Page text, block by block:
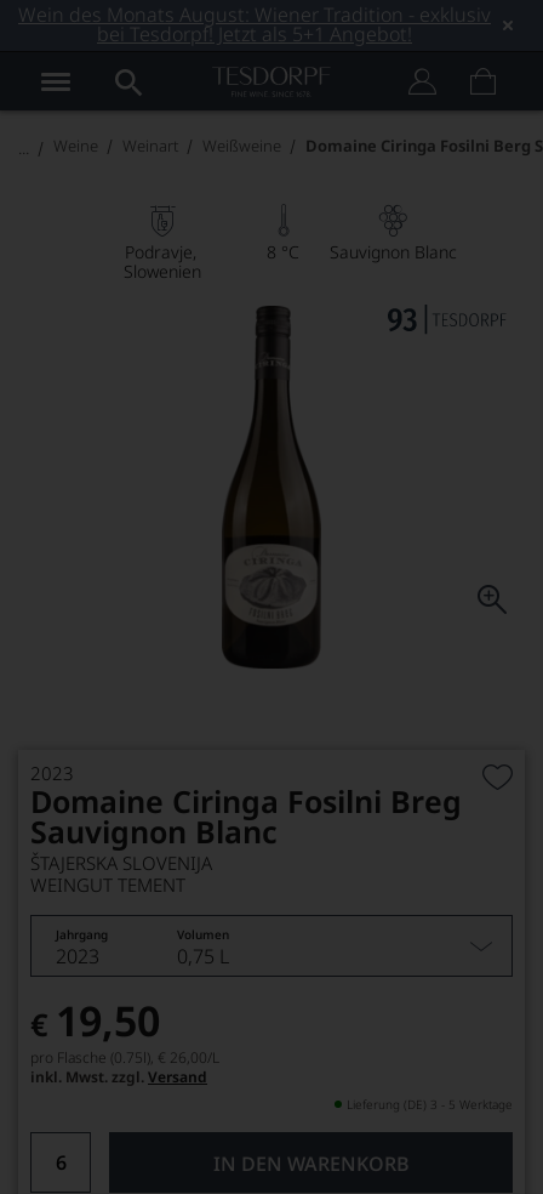
Wein des Monats August: Wiener Tradition - exklusiv
bei Tesdorpf! Jetzt als 5+1 Angebot!
Weine Weinart Weißweine Domaine Ciringa Fosilni Berg
Podravje
Slowenien
8 °C Sauvignon Blanc
2023
Domaine Ciringa Fosilni Breg
Sauvignon Blanc
ŠTAJERSKA SLOVENIJA
WEINGUT TEMENT
Jahrgang Volumen
2023 0,75 L
€ 19,50
pro Flasche (0.75l), € 26,00/L
inkl. Mwst. zzgl. Versand
Lieferung (DE) 3 - 5 Werktage
IN DEN WARENKORB